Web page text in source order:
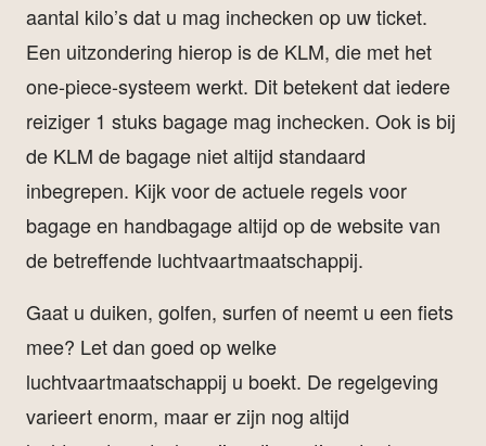
aantal kilo’s dat u mag inchecken op uw ticket.
Een uitzondering hierop is de KLM, die met het
one-piece-systeem werkt. Dit betekent dat iedere
reiziger 1 stuks bagage mag inchecken. Ook is bij
de KLM de bagage niet altijd standaard
inbegrepen. Kijk voor de actuele regels voor
bagage en handbagage altijd op de website van
de betreffende luchtvaartmaatschappij.
Gaat u duiken, golfen, surfen of neemt u een fiets
mee? Let dan goed op welke
luchtvaartmaatschappij u boekt. De regelgeving
varieert enorm, maar er zijn nog altijd